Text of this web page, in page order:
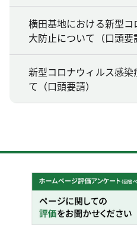
横田基地における新型
大防止について（口頭要
新型コロナウィルス感
て（口頭要請）